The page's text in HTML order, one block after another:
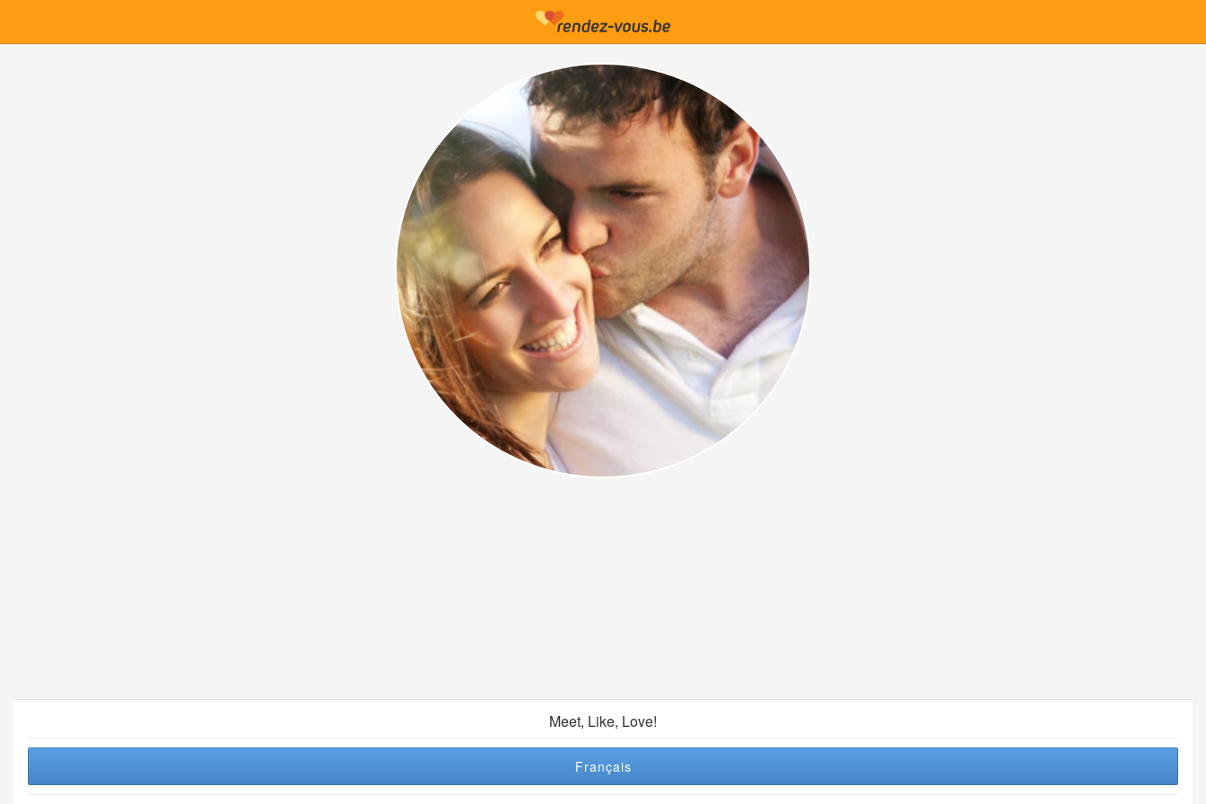
Meet, Like, Love!
Français